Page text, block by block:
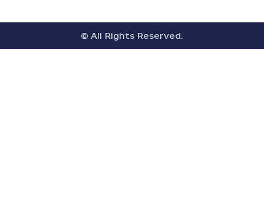
© All Rights Reserved.